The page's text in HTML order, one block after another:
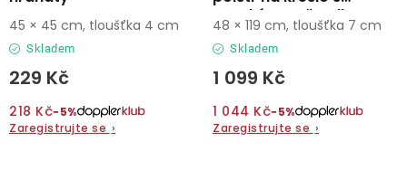
Skladem
229 Kč
218 Kč−5%
Zaregistrujte se ›
45 × 45 cm, tloušťka 4 cm
vysokým opěradlem
Skladem
1 099 Kč
1 044 Kč−5%
Zaregistrujte se ›
48 × 119 cm, tloušťka 7 cm